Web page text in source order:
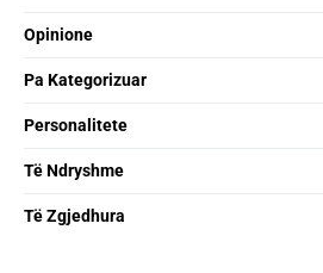
Opinione
Pa Kategorizuar
Personalitete
Të Ndryshme
Të Zgjedhura